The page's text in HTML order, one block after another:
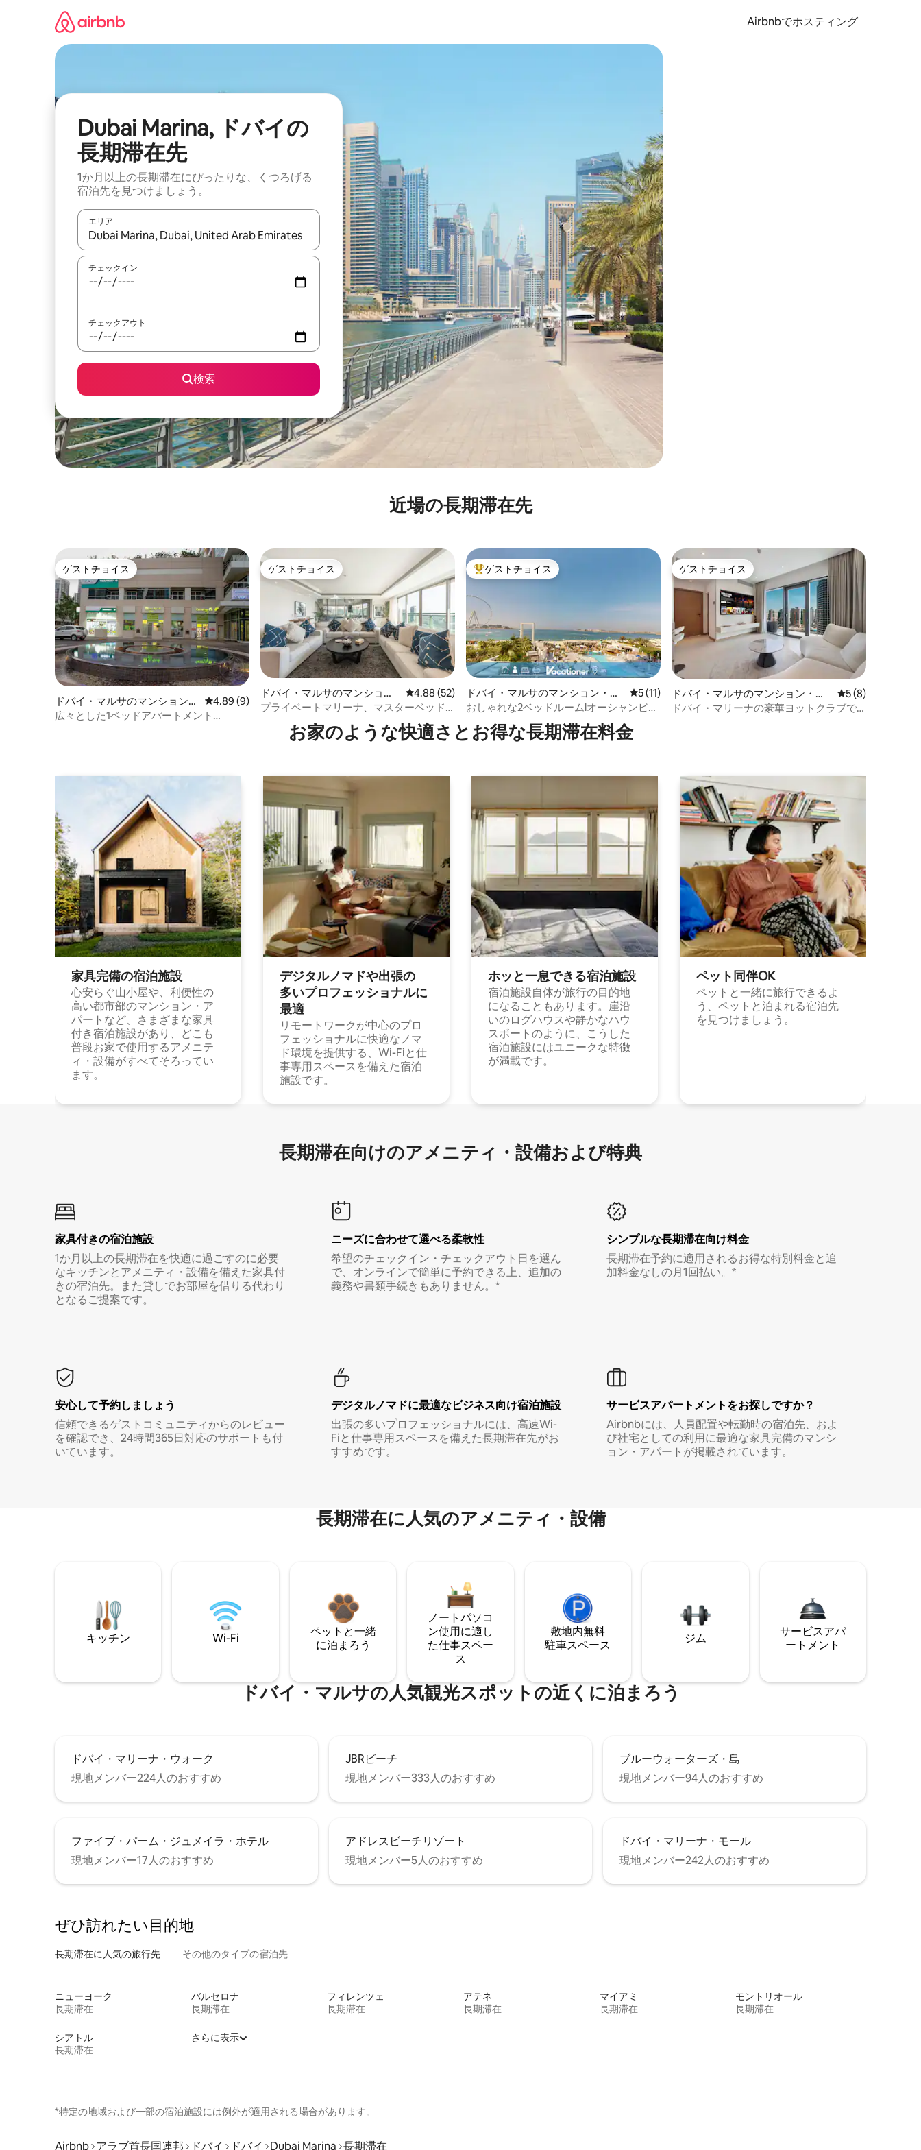
Airbnbでホスティング
Dubai Marina, ドバイの
長期滞在先
1か月以上の長期滞在にぴったりな、くつろげる
宿泊先を見つけましょう。
エリア
検索結果が表示されたら、上下の矢印キーを使って移動するか、画面をタッチまたはスワイプして検索結果を確認することができます。
チェックイン
チェックアウト
検索
近場の長期滞在先
ゲストチョイス
ゲストチョイス
ドバイ・マルサのマンション・
アパート
レビュー9件、5つ星中4.89つ星の平均評価
4.89 (9)
広々とした1ベッドアパートメント
ゲストチョイス
ゲストチョイス
ドバイ・マルサのマンショ
ン・アパート
レビュー52件、5つ星中4.88つ星の平均評価
4.88 (52)
プライベートマリーナ、マスターベッド
ルーム5室、プライベートプール
大好評のゲストチョイスです。
ゲストチョイス
ドバイ・マルサのマンション・ア
パート
レビュー11件、5つ星中5つ星の平均評価
5 (11)
おしゃれな2ベッドルームlオーシャンビュ
ーlプライベートビーチへのアクセス
ゲストチョイス
ゲストチョイス
ドバイ・マルサのマンション・ア
パート
レビュー8件、5
5 (8)
ドバイ・マリーナの豪華ヨットクラブで
お家のような快⁠適⁠さ⁠とお⁠得⁠な長⁠期⁠滞⁠在料⁠金
家具完備の宿⁠泊⁠施⁠設
心安らぐ山小屋や、利便性の
高い都市部のマンション・ア
パートなど、さまざまな家具
付き宿泊施設があり、どこも
普段お家で使用するアメニテ
ィ・設備がすべてそろってい
ます。
デジタルノマドや出⁠張⁠の
多⁠いプ⁠ロ⁠フ⁠ェ⁠ッ⁠シ⁠ョ⁠ナ⁠ル⁠に
最⁠適
リモートワークが中心のプロ
フェッショナルに快適なノマ
ド環境を提供する、Wi-Fiと仕
事専用スペースを備えた宿泊
施設です。
ホッと一⁠息⁠で⁠き⁠る宿⁠泊施⁠設
宿泊施設自体が旅行の目的地
になることもあります。崖沿
いのログハウスや静かなハウ
スボートのように、こうした
宿泊施設にはユニークな特徴
が満載です。
ペット同⁠伴OK
ペットと一緒に旅行できるよ
う、ペットと泊まれる宿泊先
を見つけましょう。
長期滞在向け⁠のア⁠メ⁠ニ⁠テ⁠ィ⁠・設⁠備⁠および特⁠典
家具付き⁠の宿⁠泊⁠施⁠設
1か月以上の長期滞在を快適に過ごすのに必要
なキッチンとアメニティ・設備を備えた家具付
きの宿泊先。また貸しでお部屋を借りる代わり
となるご提案です。
ニーズに合わせて選べる柔軟性
希望のチェックイン・チェックアウト日を選ん
で、オンラインで簡単に予約できる上、追加の
義務や書類手続きもありません。*
シンプルな長期滞在向け料金
長期滞在予約に適用されるお得な特別料金と追
加料金なしの月1回払い。*
安心して予約しましょう
信頼できるゲストコミュニティからのレビュー
を確認でき、24時間365日対応のサポートも付
いています。
デジタルノマド⁠に最⁠適⁠なビ⁠ジ⁠ネ⁠ス⁠向⁠け宿⁠泊⁠施⁠設
出張の多いプロフェッショナルには、高速Wi-
Fiと仕事専用スペースを備えた長期滞在先がお
すすめです。
サービスアパートメントをお探しですか？
Airbnbには、人員配置や転勤時の宿泊先、およ
び社宅としての利用に最適な家具完備のマンシ
ョン・アパートが掲載されています。
長期滞在に人気のアメニティ・設備
キッチン Wi-Fi
ペットと一緒
に泊まろう
ノートパソコ
ン使用に適し
た仕事スペー
ス
敷地内無料
駐⁠車ス⁠ペ⁠ー⁠ス
ジム
サービスアパ
ートメント
ドバイ・マルサの人気観光スポットの近くに泊まろう
ドバイ・マリーナ・ウォーク
現地メンバー224人のおすすめ
JBRビーチ
現地メンバー333人のおすすめ
ブルーウォーターズ・島
現地メンバー94人のおすすめ
ファイブ・パーム・ジュメイラ・ホテル
現地メンバー17人のおすすめ
アドレスビーチリゾート
現地メンバー5人のおすすめ
ドバイ・マリーナ・モール
現地メンバー242人のおすすめ
ぜひ訪⁠れ⁠た⁠い目⁠的⁠地
長期滞在に人気の旅行先 その他のタ⁠イ⁠プ⁠の宿⁠泊⁠先
ニューヨーク
長期滞在
バルセロナ
長期滞在
フィレンツェ
長期滞在
アテネ
長期滞在
マイアミ
長期滞在
モントリオール
長期滞在
シアトル
長期滞在
さらに表示
*特定の地域および一部の宿泊施設には例外が適用される場合があります。
Airbnb アラブ首長国連邦 ドバイ ドバイ Dubai Marina 長期滞在